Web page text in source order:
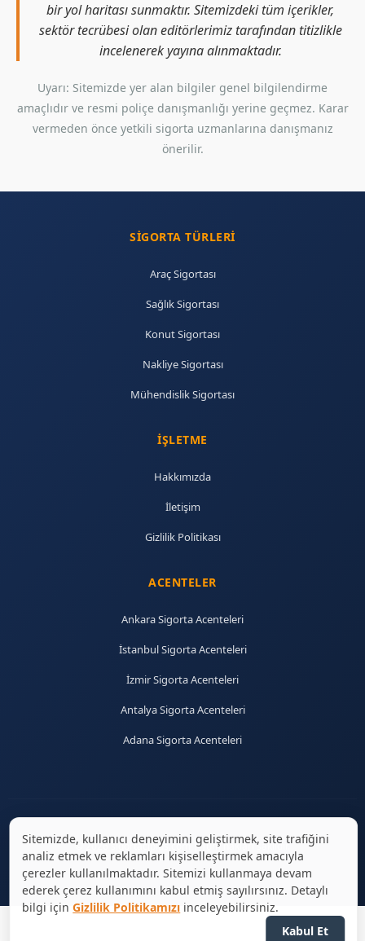
bir yol haritası sunmaktır. Sitemizdeki tüm içerikler,
sektör tecrübesi olan editörlerimiz tarafından titizlikle
incelenerek yayına alınmaktadır.
Uyarı: Sitemizde yer alan bilgiler genel bilgilendirme
amaçlıdır ve resmi poliçe danışmanlığı yerine geçmez. Karar
vermeden önce yetkili sigorta uzmanlarına danışmanız
önerilir.
SIGORTA TÜRLERI
Araç Sigortası
Sağlık Sigortası
Konut Sigortası
Nakliye Sigortası
Mühendislik Sigortası
İŞLETME
Hakkımızda
İletişim
Gizlilik Politikası
ACENTELER
Ankara Sigorta Acenteleri
İstanbul Sigorta Acenteleri
İzmir Sigorta Acenteleri
Antalya Sigorta Acenteleri
Adana Sigorta Acenteleri
© 2026 sigortaciplus.com | Tüm hakları saklıdır.
Sitemizde, kullanıcı deneyimini geliştirmek, site trafiğini
analiz etmek ve reklamları kişiselleştirmek amacıyla
çerezler kullanılmaktadır. Sitemizi kullanmaya devam
ederek çerez kullanımını kabul etmiş sayılırsınız. Detaylı
bilgi içinGizlilik Politikamızı inceleyebilirsiniz.
Kabul Et